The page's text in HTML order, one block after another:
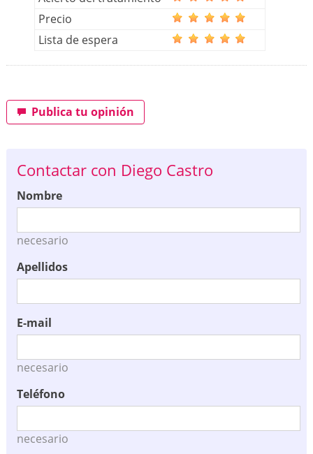
Precio
Lista de espera
Publica tu opinión
Contactar con Diego Castro
Nombre
necesario
Apellidos
E-mail
necesario
Teléfono
necesario